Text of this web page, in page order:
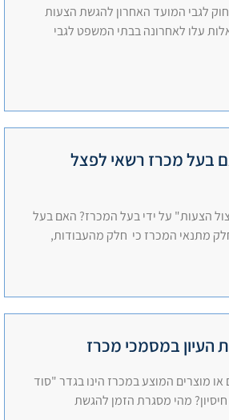
לגבי המועד האחרון להגשת הצעות
עלו לאחרונה בבתי המשפט לגבי
בעל מכרז רשאי לפצל
הצעות" על ידי בעל המכרז? האם בעל
מתנאי המכרז כי חלק מהעבודות,
העיון במסמכי מכרז
מוצרים המוצע במכרז הינו בגדר "סוד
מהי מסגרת הזמן להגשת